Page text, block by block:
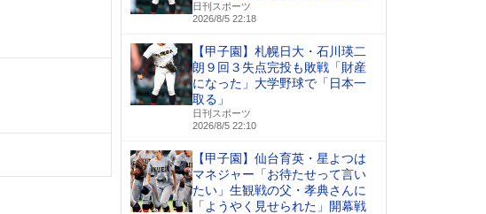
日刊スポーツ
2026/8/5 22:18
【甲子園】札幌日大・石川瑛二
朗９回３失点完投も敗戦「財産
になった」大学野球で「日本一
取る」
日刊スポーツ
2026/8/5 22:10
【甲子園】仙台育英・星よつは
マネジャー「お待たせって言い
たい」生観戦の父・孝典さんに
「ようやく見せられた」開幕戦